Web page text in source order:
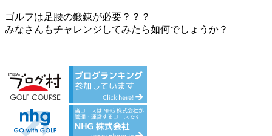
ゴルフは足腰の鍛錬が必要？？？
みなさんもチャレンジしてみたら如何でしょうか？